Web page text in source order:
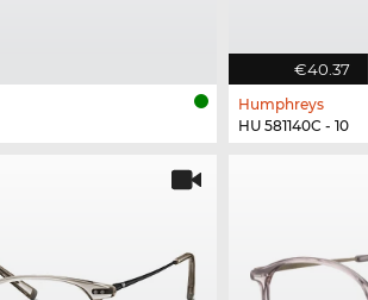
€40.37
Humphreys
HU 581140C - 10